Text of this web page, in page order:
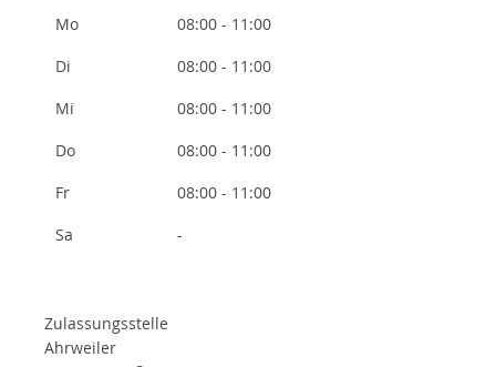
Mo
08:00 - 11:00
Di
08:00 - 11:00
Mi
08:00 - 11:00
Do
08:00 - 11:00
Fr
08:00 - 11:00
Sa
-
Zulassungsstelle
Ahrweiler